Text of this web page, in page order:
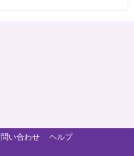
問い合わせ
ヘルプ